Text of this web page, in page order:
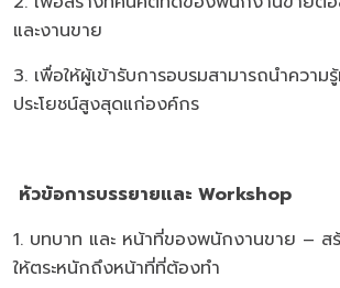
และงานขาย
3. เพื่อให้ผู้เข้ารับการอบรมสามารถนำความรู้
ประโยชน์สูงสุดแก่องค์กร
หัวข้อการบรรยายและ Workshop
1. บทบาท และ หน้าที่ของพนักงานขาย – สร้
ให้ตระหนักถึงหน้าที่ที่ต้องทำ